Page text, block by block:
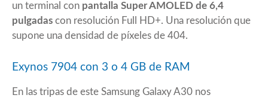
un terminal con pantalla Super AMOLED de 6,4
pulgadas con resolución Full HD+. Una resolución que
supone una densidad de píxeles de 404.
Exynos 7904 con 3 o 4 GB de RAM
En las tripas de este Samsung Galaxy A30 nos